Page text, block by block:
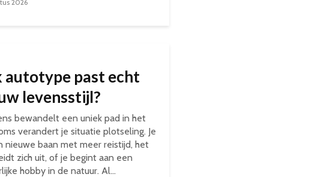
2026
autotype past echt
levensstijl?
bewandelt een uniek pad in het
verandert je situatie plotseling. Je
nieuwe baan met meer reistijd, het
zich uit, of je begint aan een
hobby in de natuur. Al...